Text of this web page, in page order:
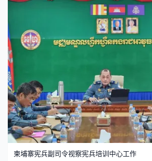
柬埔寨宪兵副司令视察宪兵培训中心工作